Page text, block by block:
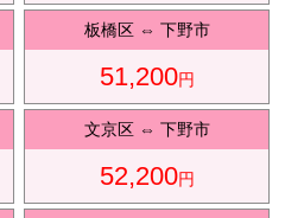
板橋区⇔ 下野市
51,200円
文京区⇔ 下野市
52,200円